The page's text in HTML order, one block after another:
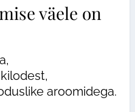
väele on
aroomidega.